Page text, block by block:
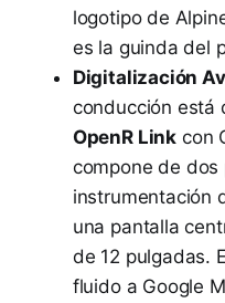
logotipo de
es la guinda del
Digitalización
conducción está
OpenR Link con
compone de dos
instrumentación
una pantalla
de 12 pulgadas.
fluido a Google